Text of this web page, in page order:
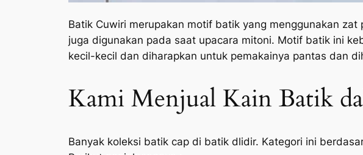
Batik Cuwiri merupakan motif batik yang menggunakan
juga digunakan pada saat upacara mitoni. Motif batik ini
kecil-kecil dan diharapkan untuk pemakainya pantas dan
Kami Menjual Kain Batik
Banyak koleksi batik cap di batik dlidir. Kategori ini